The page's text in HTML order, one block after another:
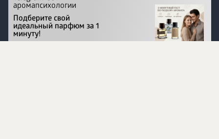
Перейти на сайт
аромапсихологии
Подберите свой
идеальный парфюм за 1
минуту!